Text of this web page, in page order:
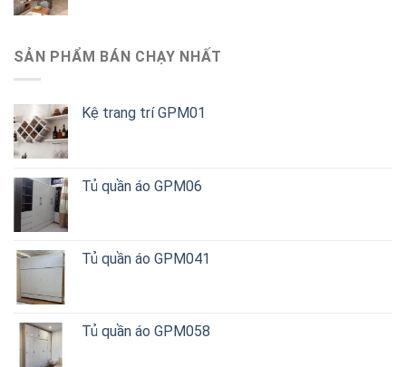
SẢN PHẨM BÁN CHẠY NHẤT
Kệ trang trí GPM01
Tủ quần áo GPM06
Tủ quần áo GPM041
Tủ quần áo GPM058